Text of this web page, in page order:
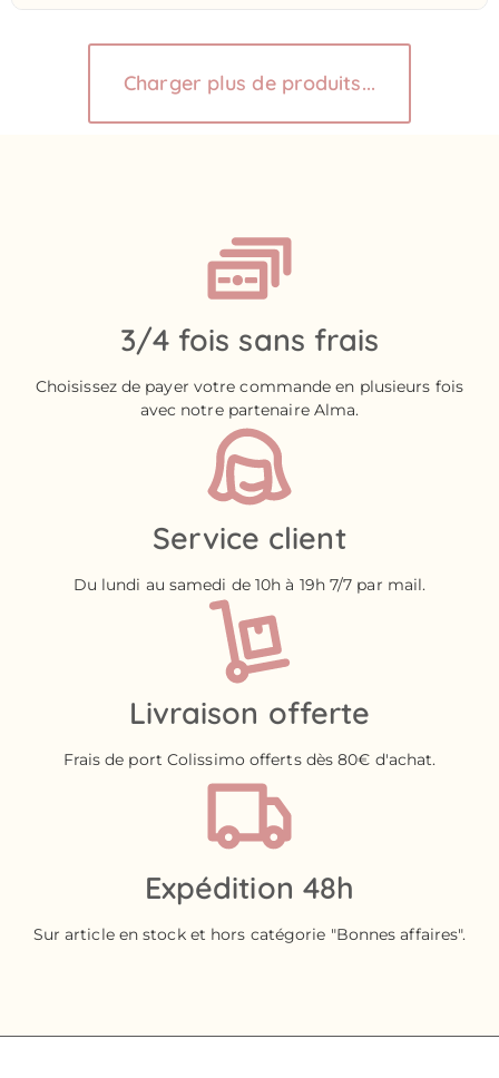
Charger plus de produits...
3/4 fois sans frais
Choisissez de payer votre commande en plusieurs fois
avec notre partenaire Alma.
Service client
Du lundi au samedi de 10h à 19h 7/7 par mail.
Livraison offerte
Frais de port Colissimo offerts dès 80€ d'achat.
Expédition 48h
Sur article en stock et hors catégorie "Bonnes affaires".